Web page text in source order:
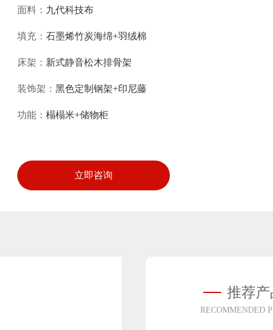
面料： 九代科技布
填充： 石墨烯竹炭海绵+羽绒棉
床架： 新式静音松木排骨架
装饰架： 黑色定制钢架+印尼藤
功能： 榻榻米+储物柜
立即咨询
推荐产
RECOMMENDED